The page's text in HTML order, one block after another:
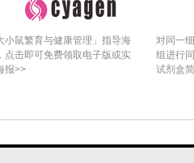
小鼠繁育与健康管理」指导海
点击即可免费领取电子版或实
报>>
对同一
组进行
试剂盒